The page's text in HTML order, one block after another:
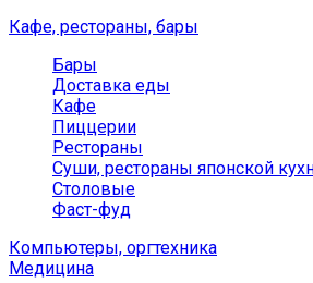
Кафе, рестораны, бары
Бары
Доставка еды
Кафе
Пиццерии
Рестораны
Суши, рестораны японской
Столовые
Фаст-фуд
Компьютеры, оргтехника
Медицина